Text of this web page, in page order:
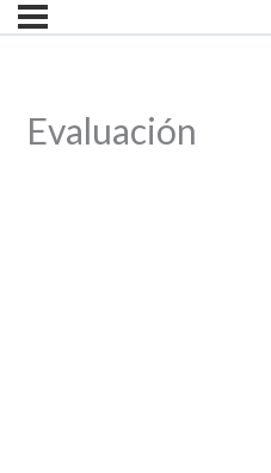
Evaluación